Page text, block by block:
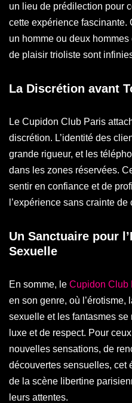
un lieu de prédilection pour
cette expérience fascinante.
un homme ou deux
de plaisir trioliste sont
La Discrétion avant
Le Cupidon Club Paris
discrétion. L’identité des
grande rigueur, et les
dans les zones réservées.
sentir en confiance et de
l’expérience sans crainte
Un Sanctuaire pour
Sexuelle
En somme, le Cupidon Club
en son genre, où l’érotisme,
sexuelle et les fantasmes
luxe et de respect. Pour
nouvelles sensations, de
découvertes sensuelles, cet
de la scène libertine
leurs attentes.